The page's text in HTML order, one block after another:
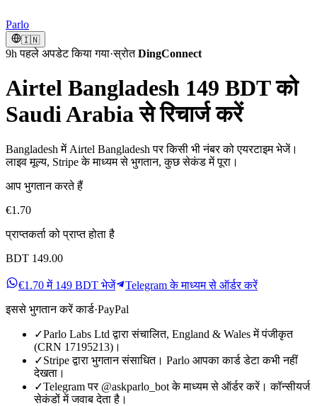
Parlo
🇮🇳
9h पहले अपडेट किया गया·स्रोत DingConnect
Airtel Bangladesh 149 BDT को
Saudi Arabia से रिचार्ज करें
Bangladesh में Airtel Bangladesh पर किसी भी नंबर को एयरटाइम भेजें।
लाइव मूल्य, Stripe के माध्यम से भुगतान, कुछ सेकंड में पूरा।
आप भुगतान करते हैं
€1.70
प्राप्तकर्ता को प्राप्त होता है
BDT 149.00
€1.70 में 149 BDT भेजें
Telegram के माध्यम से ऑर्डर करें
इससे भुगतान करें कार्ड·PayPal
✓Parlo Labs Ltd द्वारा संचालित, England & Wales में पंजीकृत
(CRN 17195213)।
✓Stripe द्वारा भुगतान संसाधित। Parlo आपका कार्ड डेटा कभी नहीं
देखता।
✓Telegram पर @askparlo_bot के माध्यम से ऑर्डर करें। कॉन्सीयर्ज
सेकंडों में जवाब देता है।